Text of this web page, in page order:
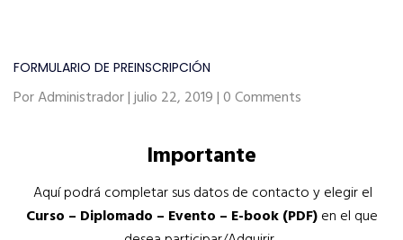
FORMULARIO DE PREINSCRIPCIÓN
Por Administrador | julio 22, 2019 | 0 Comments
Importante
Aquí podrá completar sus datos de contacto y elegir el
Curso – Diplomado – Evento – E-book (PDF)en el que